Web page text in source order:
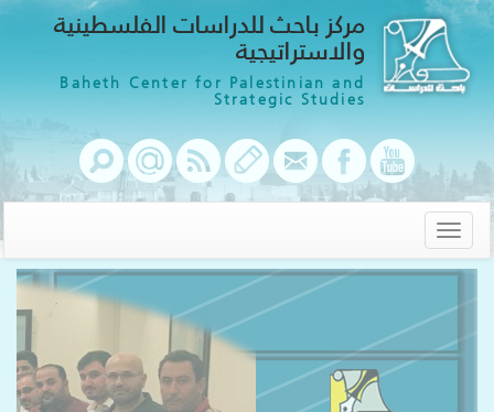
مركز باحث للدراسات الفلسطينية
والاستراتيجية
Baheth Center for Palestinian and
Strategic Studies
Toggle
navigation